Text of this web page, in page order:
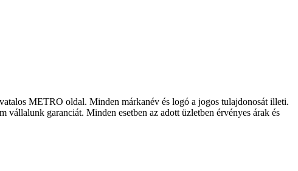
METRO oldal. Minden márkanév és logó a jogos tulajdonosát illeti.
vállalunk garanciát. Minden esetben az adott üzletben érvényes árak és